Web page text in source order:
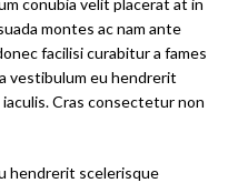
montes ac nam ante
facilisi curabitur a fames
vestibulum eu hendrerit
Cras consectetur non
hendrerit scelerisque